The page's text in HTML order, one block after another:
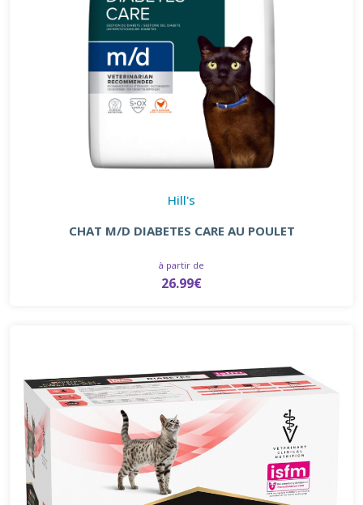
Hill's
CHAT M/D DIABETES CARE AU POULET
à partir de
26.99€